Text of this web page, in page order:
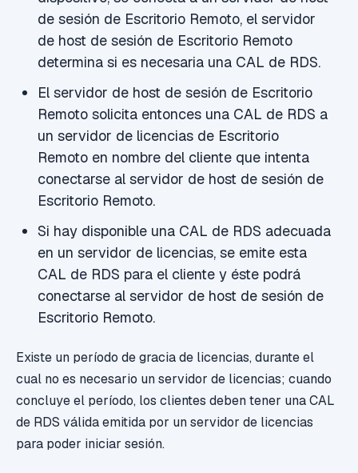
de sesión de Escritorio Remoto, el servidor
de host de sesión de Escritorio Remoto
determina si es necesaria una CAL de RDS.
El servidor de host de sesión de Escritorio
Remoto solicita entonces una CAL de RDS a
un servidor de licencias de Escritorio
Remoto en nombre del cliente que intenta
conectarse al servidor de host de sesión de
Escritorio Remoto.
Si hay disponible una CAL de RDS adecuada
en un servidor de licencias, se emite esta
CAL de RDS para el cliente y éste podrá
conectarse al servidor de host de sesión de
Escritorio Remoto.
Existe un período de gracia de licencias, durante el
cual no es necesario un servidor de licencias; cuando
concluye el período, los clientes deben tener una CAL
de RDS válida emitida por un servidor de licencias
para poder iniciar sesión.